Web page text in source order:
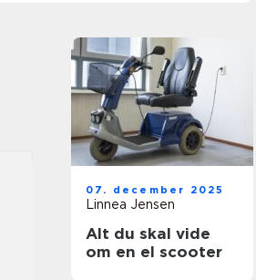
07. december 2025
Linnea Jensen
Alt du skal vide
om en el scooter